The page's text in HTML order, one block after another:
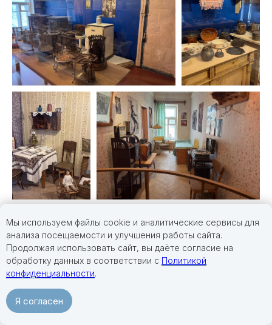
Мы используем файлы cookie и аналитические сервисы для
анализа посещаемости и улучшения работы сайта.
Продолжая использовать сайт, вы даёте согласие на
обработку данных в соответствии с Политикой
конфиденциальности.
Я согласен